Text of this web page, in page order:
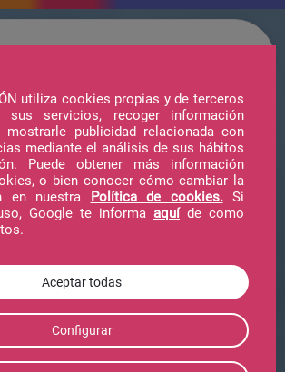
utiliza cookies propias y de terceros
sus servicios, recoger información
publicidad relacionada con
mediante el análisis de sus hábitos
Puede obtener más información
o bien conocer cómo cambiar la
en nuestra Política de cookies.Si
Google te informa aquíde como
Hotel
Telecabina